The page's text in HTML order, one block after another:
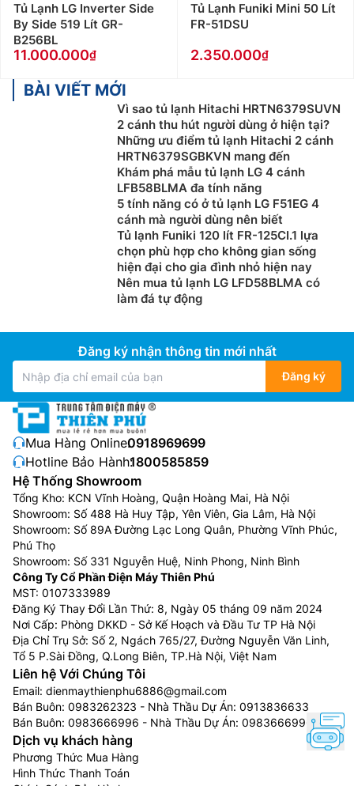
Tủ Lạnh LG Inverter Side
By Side 519 Lít GR-
B256BL
11.000.000
Tủ Lạnh Funiki Mini 50 Lít
FR-51DSU
2.350.000
BÀI VIẾT MỚI
Vì sao tủ lạnh Hitachi HRTN6379SUVN
2 cánh thu hút người dùng ở hiện tại?
Những ưu điểm tủ lạnh Hitachi 2 cánh
HRTN6379SGBKVN mang đến
Khám phá mẫu tủ lạnh LG 4 cánh
LFB58BLMA đa tính năng
5 tính năng có ở tủ lạnh LG F51EG 4
cánh mà người dùng nên biết
Tủ lạnh Funiki 120 lít FR-125CI.1 lựa
chọn phù hợp cho không gian sống
hiện đại cho gia đình nhỏ hiện nay
Nên mua tủ lạnh LG LFD58BLMA có
làm đá tự động
Đăng ký nhận thông tin mới nhất
Đăng ký
Mua Hàng Online:0918969699
Hotline Bảo Hành:1800585859
Hệ Thống Showroom
Tổng Kho: KCN Vĩnh Hoàng, Quận Hoàng Mai, Hà Nội
Showroom: Số 488 Hà Huy Tập, Yên Viên, Gia Lâm, Hà Nội
Showroom: Số 89A Đường Lạc Long Quân, Phường Vĩnh Phúc,
Phú Thọ
Showroom: Số 331 Nguyễn Huệ, Ninh Phong, Ninh Bình
Công Ty Cổ Phần Điện Máy Thiên Phú
MST: 0107333989
Đăng Ký Thay Đổi Lần Thứ: 8, Ngày 05 tháng 09 năm 2024
Nơi Cấp: Phòng DKKD - Sở Kế Hoạch và Đầu Tư TP Hà Nội
Địa Chỉ Trụ Sở: Số 2, Ngách 765/27, Đường Nguyễn Văn Linh,
Tổ 5 P.Sài Đồng, Q.Long Biên, TP.Hà Nội, Việt Nam
Liên hệ Với Chúng Tôi
Email: dienmaythienphu6886@gmail.com
Bán Buôn: 0983262323 - Nhà Thầu Dự Án: 0913836633
Bán Buôn: 0983666996 - Nhà Thầu Dự Án: 0983666996
Dịch vụ khách hàng
Phương Thức Mua Hàng
Hình Thức Thanh Toán